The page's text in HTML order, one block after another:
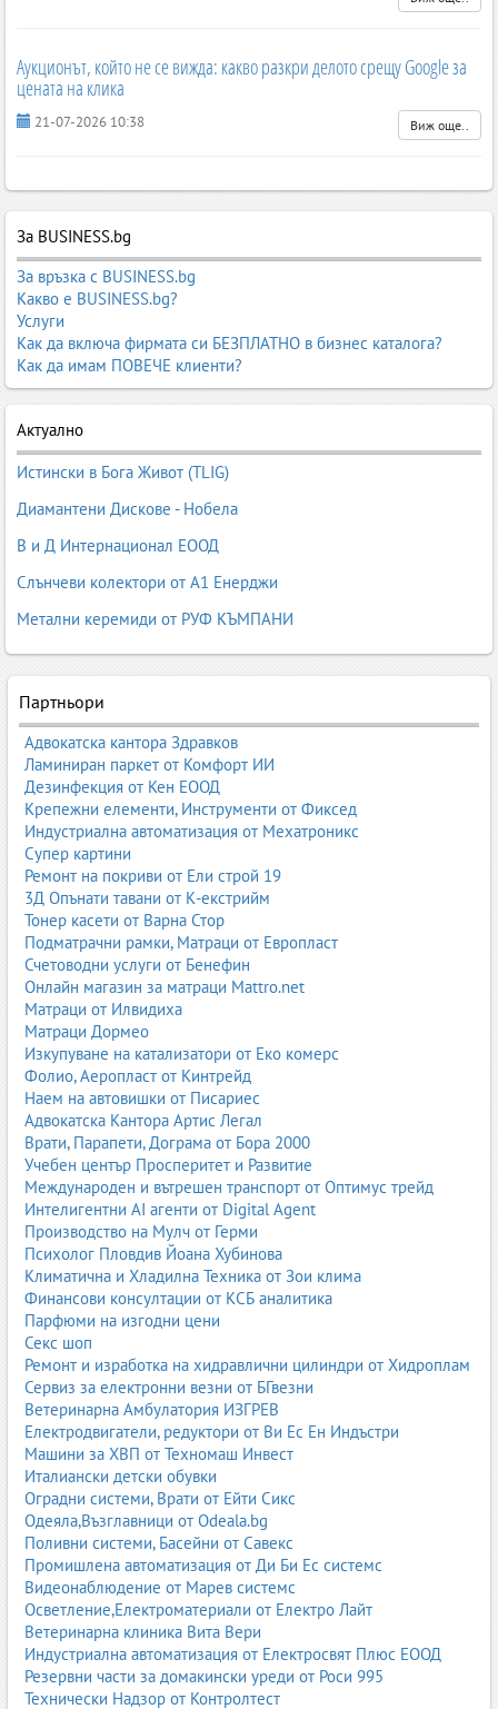
Аукционът, който не се вижда: какво разкри делото срещу Google за
цената на клика
21-07-2026 10:38 Виж още..
За BUSINESS.bg
За връзка с BUSINESS.bg
Какво е BUSINESS.bg?
Услуги
Как да включа фирмата си БЕЗПЛАТНО в бизнес каталога?
Как да имам ПОВЕЧЕ клиенти?
Актуално
Истински в Бога Живот (TLIG)
Диамантени Дискове - Нобела
В и Д Интернационал ЕООД
Слънчеви колектори от А1 Енерджи
Метални керемиди от РУФ КЪМПАНИ
Партньори
Адвокатска кантора Здравков
Ламиниран паркет от Комфорт ИИ
Дезинфекция от Кен ЕООД
Крепежни елементи, Инструменти от Фиксед
Индустриална автоматизация от Мехатроникс
Супер картини
Ремонт на покриви от Ели строй 19
3Д Опънати тавани от К-екстрийм
Тонер касети от Варна Стор
Подматрачни рамки, Матраци от Европласт
Счетоводни услуги от Бенефин
Онлайн магазин за матраци Mattro.net
Матраци от Илвидиха
Матраци Дормео
Изкупуване на катализатори от Еко комерс
Фолио, Аеропласт от Кинтрейд
Наем на автовишки от Писариес
Адвокатска Кантора Артис Легал
Врати, Парапети, Дограма от Бора 2000
Учебен център Просперитет и Развитие
Международен и вътрешен транспорт от Оптимус трейд
Интелигентни AI агенти от Digital Agent
Производство на Мулч от Герми
Психолог Пловдив Йоана Хубинова
Климатична и Хладилна Техника от Зои клима
Финансови консултации от КСБ аналитика
Парфюми на изгодни цени
Секс шоп
Ремонт и изработка на хидравлични цилиндри от Хидроплам
Сервиз за електронни везни от БГвезни
Ветеринарна Амбулатория ИЗГРЕВ
Електродвигатели, редуктори от Ви Ес Ен Индъстри
Машини за ХВП от Техномаш Инвест
Италиански детски обувки
Оградни системи, Врати от Ейти Сикс
Одеяла,Възглавници от Odeala.bg
Поливни системи, Басейни от Савекс
Промишлена автоматизация от Ди Би Ес системс
Видеонаблюдение от Марев системс
Осветление,Електроматериали от Електро Лайт
Ветеринарна клиника Вита Вери
Индустриална автоматизация от Електросвят Плюс ЕООД
Резервни части за домакински уреди от Роси 995
Технически Надзор от Контролтест